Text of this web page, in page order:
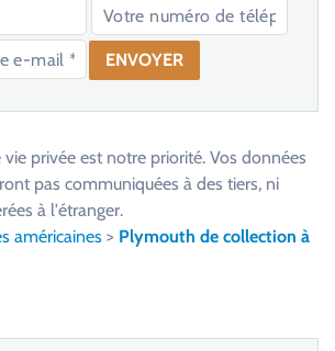
privée est notre priorité. Vos données
pas communiquées à des tiers, ni
à l'étranger.
américaines > Plymouth de collection à